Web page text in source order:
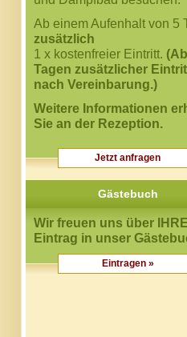
Ab einem Aufenhalt von 5
zusätzlich
1 x kostenfreier Eintritt.
Tagen zusätzlicher
nach Vereinbarung.)
Weitere Informationen
Sie an der Rezeption.
Jetzt anfragen
Gästebuch
Wir freuen uns über
Eintrag in unser
Eintragen »